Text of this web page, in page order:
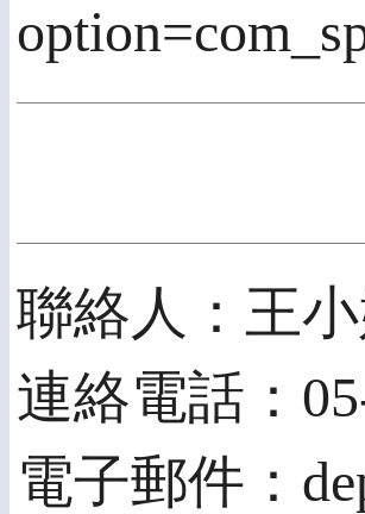
聯絡人：王
連絡電話：
電子郵件：